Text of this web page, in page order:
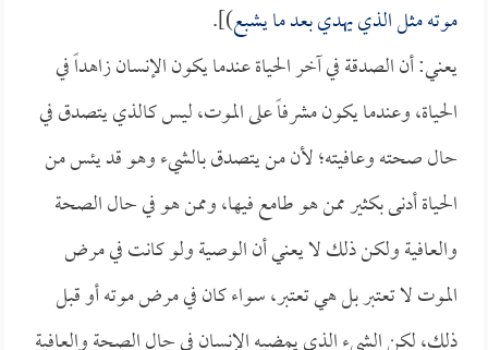
موته مثل الذي يهدي بعد ما يشبع)].
يعني: أن الصدقة في آخر الحياة عندما يكون الإنسان زاهداً في
الحياة، وعندما يكون مشرفاً على الموت، ليس كالذي يتصدق في
حال صحته وعافيته؛ لأن من يتصدق بالشيء وهو قد يئس من
الحياة أدنى بكثير ممن هو طامع فيها، وممن هو في حال الصحة
والعافية ولكن ذلك لا يعني أن الوصية ولو كانت في مرض
الموت لا تعتبر بل هي تعتبر، سواء كان في مرض موته أو قبل